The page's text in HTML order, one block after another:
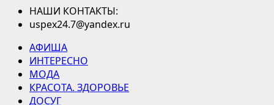
НАШИ КОНТАКТЫ:
uspex24.7@yandex.ru
АФИША
ИНТЕРЕСНО
МОДА
КРАСОТА. ЗДОРОВЬЕ
ДОСУГ